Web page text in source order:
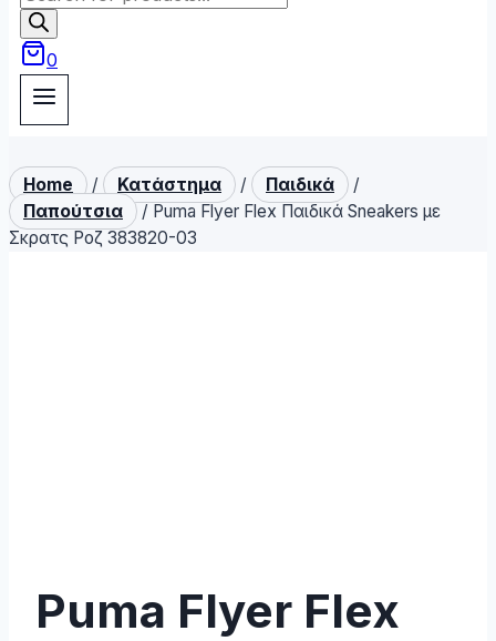
search
0
Home / Κατάστημα / Παιδικά
/
Παπούτσια
/ Puma Flyer Flex Παιδικά Sneakers με
Σκρατς Ροζ 383820-03
Puma Flyer Flex